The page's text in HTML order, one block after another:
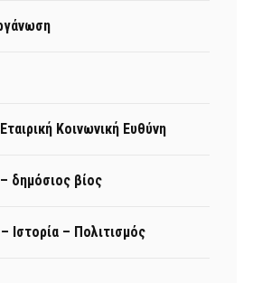
Κοινωνική Ευθύνη
δημόσιος βίος
Ιστορία – Πολιτισμός